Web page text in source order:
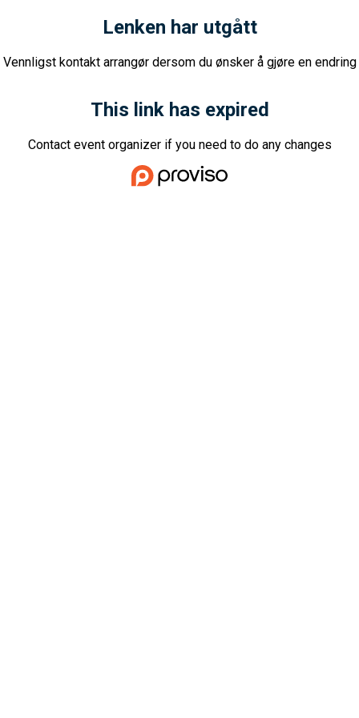
Lenken har utgått
Vennligst kontakt arrangør dersom du ønsker å gjøre en endring
This link has expired
Contact event organizer if you need to do any changes